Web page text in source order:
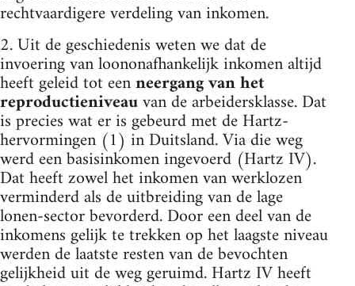
rechtvaardigere verdeling van inkomen.
2. Uit de geschiedenis weten we dat de
invoering van loononafhankelijk inkomen altijd
heeft geleid tot eenneergang van het
reproductieniveauvan de arbeidersklasse. Dat
is precies wat er is gebeurd met de Hartz-
hervormingen (1) in Duitsland. Via die weg
werd een basisinkomen ingevoerd (Hartz IV).
Dat heeft zowel het inkomen van werklozen
verminderd als de uitbreiding van de lage
lonen-sector bevorderd. Door een deel van de
inkomens gelijk te trekken op het laagste niveau
werden de laatste resten van de bevochten
gelijkheid uit de weg geruimd. Hartz IV heeft